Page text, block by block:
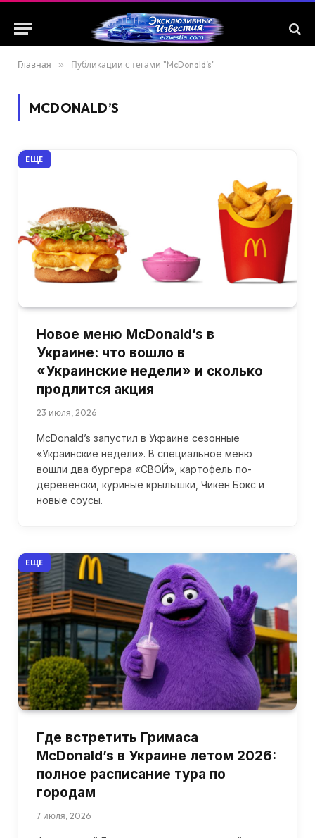
Главная » Публикации с тегами "McDonald’s"
MCDONALD’S
ЕЩЕ
Новое меню McDonald’s в
Украине: что вошло в
«Украинские недели» и сколько
продлится акция
23 июля, 2026
McDonald’s запустил в Украине сезонные
«Украинские недели». В специальное меню
вошли два бургера «СВОЙ», картофель по-
деревенски, куриные крылышки, Чикен Бокс и
новые соусы.
ЕЩЕ
Где встретить Гримаса
McDonald’s в Украине летом 2026:
полное расписание тура по
городам
7 июля, 2026